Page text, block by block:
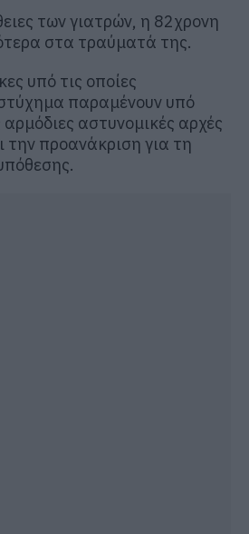
των γιατρών, η 82χρονη
στα τραύματά της.
υπό τις οποίες
παραμένουν υπό
αρμόδιες αστυνομικές αρχές
την προανάκριση για τη